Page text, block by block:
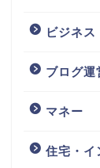
ビジネス
ブログ運
マネー
住宅・イ